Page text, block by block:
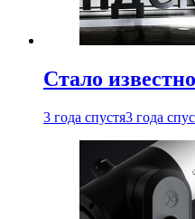
Стало
3 года спустя3 года